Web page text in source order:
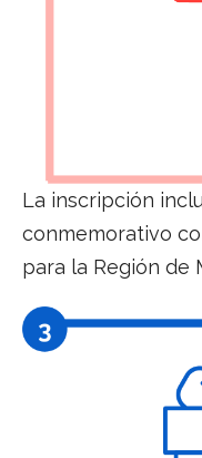
La inscripción
conmemorativo
para la Región de